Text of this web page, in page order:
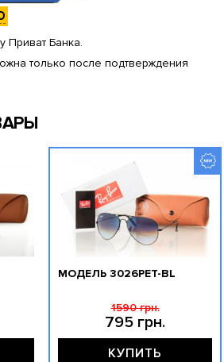
Приват Банка.
только после подтверждения
МОДЕЛЬ 3026PET-BL
795 грн.
1590 грн.
КУПИТЬ